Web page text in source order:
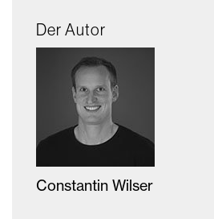
Der Autor
Constantin Wilser